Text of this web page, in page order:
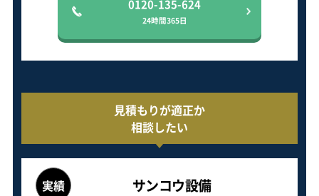
0120-135-624
24時間365日
見積もりが適正か
相談したい
実績 サンコウ設備